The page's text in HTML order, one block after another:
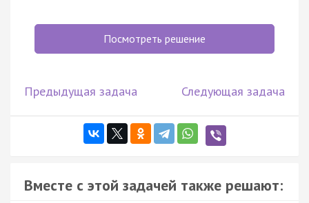
Посмотреть решение
Предыдущая задача Следующая задача
Вместе с этой задачей также решают: